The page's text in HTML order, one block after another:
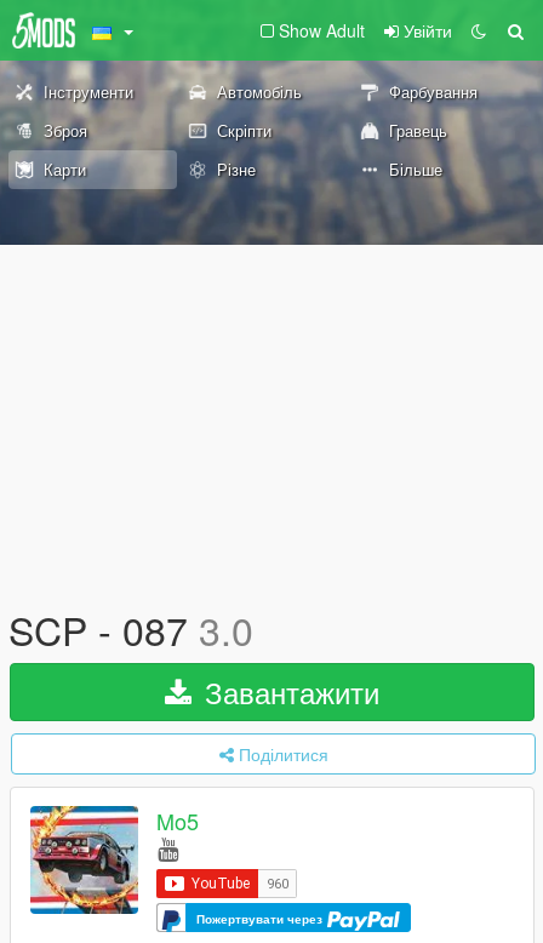
Show Adult Увійти
Інструменти Автомобіль
Фарбування
Зброя
Скріпти
Гравець
Карти
Різне Більше
SCP - 087 3.0
Завантажити
Поділитися
Mo5
Пожертвувати через